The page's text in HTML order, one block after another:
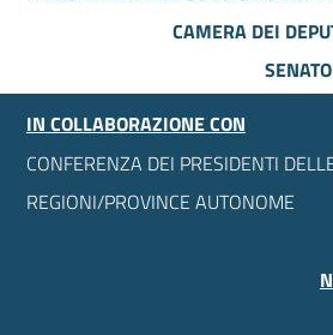
CAMERA DEI
IN COLLABORAZIONE CON
CONFERENZA DEI PRESIDENTI
REGIONI/PROVINCE AUTONOME